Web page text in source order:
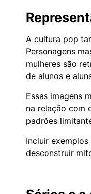
A cultura pop
Personagens
mulheres são
de alunos e
Essas imagens
na relação com
padrões
Incluir
desconstruir